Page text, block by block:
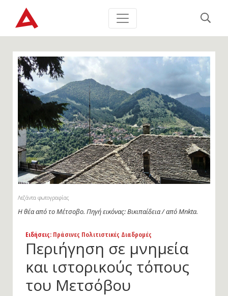
Λεζάντα φωτογραφίας
Η θέα από το Μέτσοβο. Πηγή εικόνας: Βικιπαίδεια / από Mnkta.
Ειδήσεις: Πράσινες Πολιτιστικές Διαδρομές
Περιήγηση σε μνημεία
και ιστορικούς τόπους
του Μετσόβου